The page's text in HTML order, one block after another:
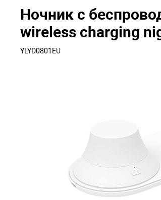
Ночник с
wireless charging
YLYD0801EU